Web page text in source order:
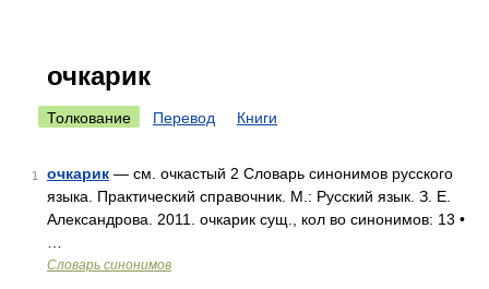
очкарик
Толкование Перевод Книги
1 очкарик — см. очкастый 2 Словарь синонимов русского
языка. Практический справочник. М.: Русский язык. З. Е.
Александрова. 2011. очкарик сущ., кол во синонимов: 13 •
Словарь синонимов